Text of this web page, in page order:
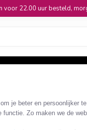
je beter en persoonlijker
Zo maken we de
voor 22.00 uur besteld,